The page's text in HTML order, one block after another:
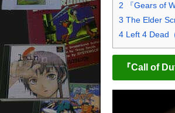
2 『Gears of
3 The Elder
4 Left 4 Dead
『Call of